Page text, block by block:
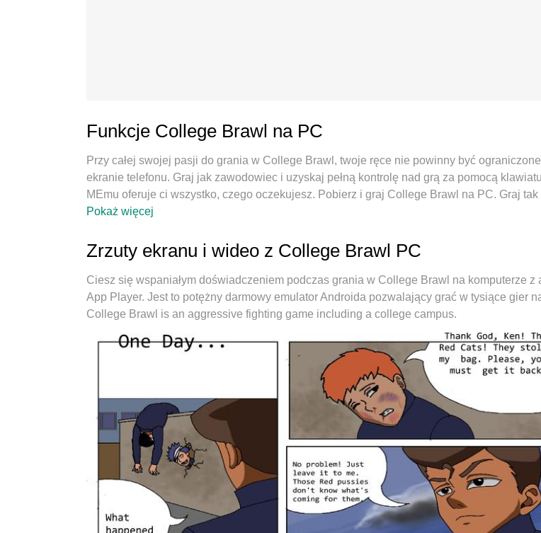
Funkcje College Brawl na PC
Przy całej swojej pasji do grania w College Brawl, twoje ręce nie powinny być ograniczone
ekranie telefonu. Graj jak zawodowiec i uzyskaj pełną kontrolę nad grą za pomocą
MEmu oferuje ci wszystko, czego oczekujesz. Pobierz i graj College Brawl na PC. Graj tak
chcesz, bez ograniczeń baterii, danych komórkowych i niepokojących połączeń. Zupełnie
wstępnie ustawiony system mapowania klawiszy sprawia, że College Brawl jest prawdziwą
Zakodowany naszą absorpcją, menedżer wielu instancji umożliwia granie na 2 lub więcej
samym urządzeniu. A co najważniejsze, nasz emulator może uwolnić pełny potencjał
sprawić, że wszystko będzie płynne. Dbamy nie tylko o to, jak grasz, ale także o cały
radości z grania.
Pokaż więcej
Zrzuty ekranu i wideo z College Brawl PC
Ciesz się wspaniałym doświadczeniem podczas grania w College Brawl na komputerze z
App Player. Jest to potężny darmowy emulator Androida pozwalający grać w tysiące gier
College Brawl is an aggressive fighting game including a college campus.